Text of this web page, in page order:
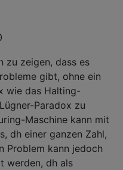
zu zeigen, dass es
gibt, ohne ein
wie das Halting-
Paradox zu
Maschine kann mit
dh einer ganzen Zahl,
Problem kann jedoch
werden, dh als